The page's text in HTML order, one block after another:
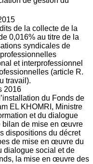
de la collecte de la
0,016% au titre de la
syndicales de
et interprofessionnel
(article R.
travail).
2016
du Fonds de
EL KHOMRI, Ministre
et du dialogue
bilan de mise en œuvre
dispositions du décret
de mise en œuvre du
dialogue social et de
la mise en œuvre des